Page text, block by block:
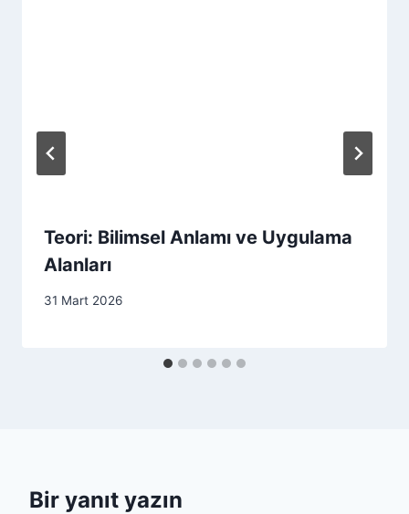
Teori: Bilimsel Anlamı ve Uygulama
Alanları
31 Mart 2026
Bir yanıt yazın